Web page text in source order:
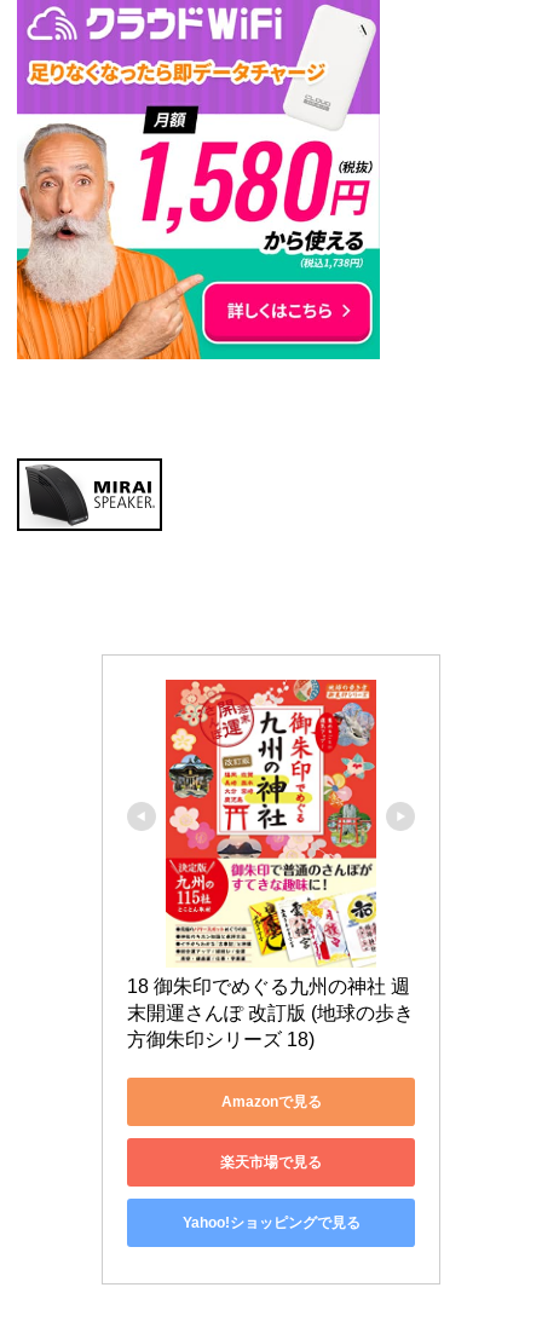
18 御朱印でめぐる九州の神社 週
末開運さんぽ 改訂版 (地球の歩き
方御朱印シリーズ 18)
Amazonで見る
楽天市場で見る
Yahoo!ショッピングで見る